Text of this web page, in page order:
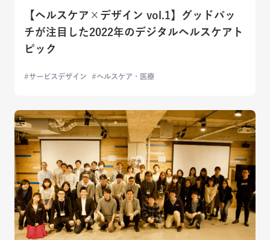
【ヘルスケア×デザイン vol.1】グッドパッ
チが注目した2022年のデジタルヘルスケアト
ピック
サービスデザイン ヘルスケア・医療